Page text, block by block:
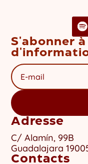
S'abonner
Adresse
C/ Alamín, 99B
Guadalajara
Contacts